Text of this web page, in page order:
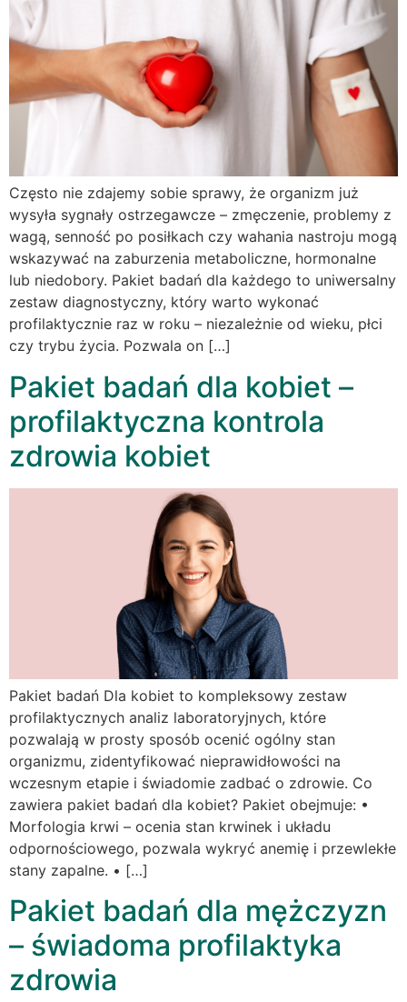
Często nie zdajemy sobie sprawy, że organizm już
wysyła sygnały ostrzegawcze – zmęczenie, problemy z
wagą, senność po posiłkach czy wahania nastroju mogą
wskazywać na zaburzenia metaboliczne, hormonalne
lub niedobory. Pakiet badań dla każdego to uniwersalny
zestaw diagnostyczny, który warto wykonać
profilaktycznie raz w roku – niezależnie od wieku, płci
czy trybu życia. Pozwala on […]
Pakiet badań dla kobiet –
profilaktyczna kontrola
zdrowia kobiet
Pakiet badań Dla kobiet to kompleksowy zestaw
profilaktycznych analiz laboratoryjnych, które
pozwalają w prosty sposób ocenić ogólny stan
organizmu, zidentyfikować nieprawidłowości na
wczesnym etapie i świadomie zadbać o zdrowie. Co
zawiera pakiet badań dla kobiet? Pakiet obejmuje: •
Morfologia krwi – ocenia stan krwinek i układu
odpornościowego, pozwala wykryć anemię i przewlekłe
stany zapalne. • […]
Pakiet badań dla mężczyzn
– świadoma profilaktyka
zdrowia